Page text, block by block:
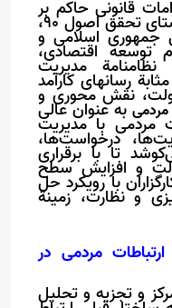
قانونی حاکم بر
نظام ارتباطات و حکومت در راستای تحقق اصول 90،
جمهوری اسلامی و
توسعه اقتصادی،
مدیریت
رسانه‏ای کارآمد
دولت، نقش محوری و
مردمی به عنوان عالی
مردمی با مدیریت
درخواست‌ها،
تا با برقراری
و افزایش سطح
با رویکرد حل
و نظارت، زمینة
مردمی در
و تجزیه و تحلیل